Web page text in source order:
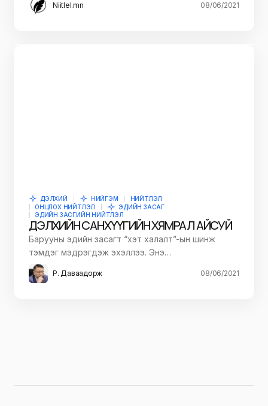
Niitlel.mn 08/06/2021
ДЭЛХИЙ НИЙГЭМ
НИЙТЛЭЛ
ОНЦЛОХ НИЙТЛЭЛ
ЭДИЙН ЗАСАГ
ЭДИЙН ЗАСГИЙН НИЙТЛЭЛ
ДЭЛХИЙН САНХҮҮГИЙН ХЯМРАЛ АЙСУЙ
Барууны эдийн засагт “хэт халалт”-ын шинж
тэмдэг мэдрэгдэж эхэллээ. Энэ…
Р. Даваадорж 08/06/2021